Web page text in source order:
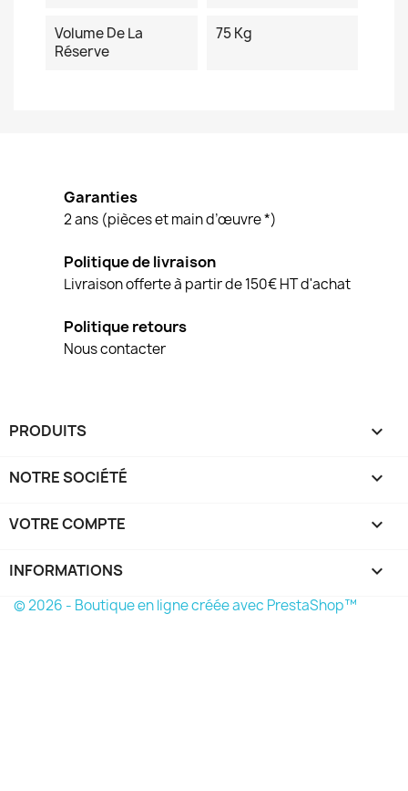
Volume De La
Réserve
75 Kg
Garanties
2 ans (pièces et main d’œuvre *)
Politique de livraison
Livraison offerte à partir de 150€ HT d'achat
Politique retours
Nous contacter
PRODUITS 
NOTRE SOCIÉTÉ 
VOTRE COMPTE 
INFORMATIONS keyboard_arrow_down
© 2026 - Boutique en ligne créée avec PrestaShop™